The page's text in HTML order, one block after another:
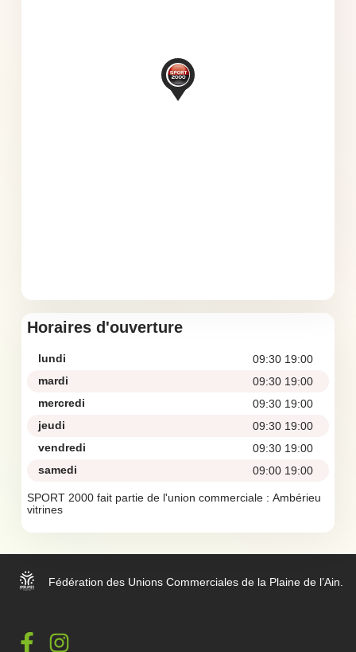
Horaires d'ouverture
lundi
09:30 19:00
mardi
09:30 19:00
mercredi
09:30 19:00
jeudi
09:30 19:00
vendredi
09:30 19:00
samedi
09:00 19:00
SPORT 2000 fait partie de l'union commerciale : Ambérieu
vitrines
Fédération des Unions Commerciales de la Plaine de l’Ain.